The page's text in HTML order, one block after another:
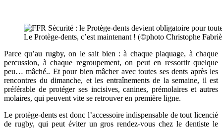
Le Protège-dents, c’est maintenant ! (©photo Christophe
Parce qu’au rugby, on le sait bien : à chaque plaquage, à chaque
percussion, à chaque regroupement, on peut en ressortir quelque
peu… mâché.. Et pour bien mâcher avec toutes ses dents après les
rencontres du dimanche, et les entraînements de la semaine, il est
préférable de protéger ses incisives, canines, prémolaires et autres
molaires, qui peuvent vite se retrouver en première ligne.
Le protège-dents est donc l’accessoire indispensable de tout licencié
de rugby, qui peut éviter un gros rendez-vous chez le dentiste le